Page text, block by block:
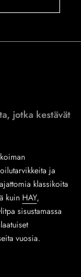
jotka kestävät
ja
klassikoita
kuin HAY,
sisustamassa
vuosia.